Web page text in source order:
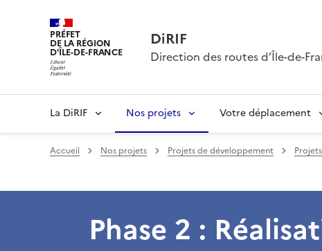
PRÉFET
DE LA RÉGION
D'ÎLE-DE-FRANCE
DiRIF
Direction des routes d’Île-de-
La DiRIF Nos projets Votre déplacement
Accueil Nos projets Projets de développement
Phase 2 :